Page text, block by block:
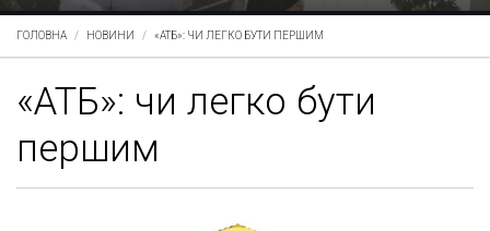
ГОЛОВНА НОВИНИ «АТБ»: ЧИ ЛЕГКО БУТИ ПЕРШИМ
«АТБ»: чи легко бути
першим